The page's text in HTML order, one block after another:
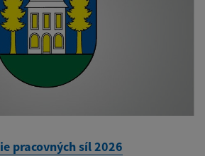
pracovných síl 2026